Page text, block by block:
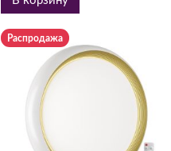
Распродажа